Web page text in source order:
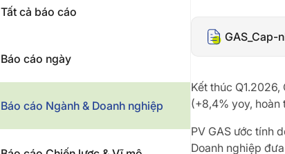
Tất cả báo cáo
Báo cáo ngày
Báo cáo Ngành & Doanh nghiệp
GAS_Cap-
Kết thúc
(+8,4% yoy, hoàn
PV GAS ước tính
Doanh nghiệp